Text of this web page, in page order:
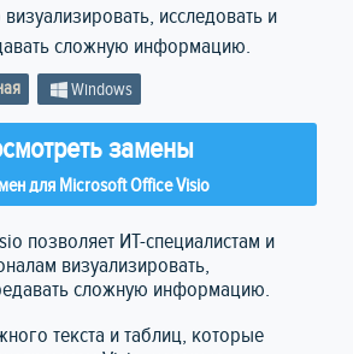
визуализировать, исследовать и
сложную информацию.
Windows
замены
для Microsoft Office Visio
позволяет ИТ-специалистам и
визуализировать,
сложную информацию.
текста и таблиц, которые